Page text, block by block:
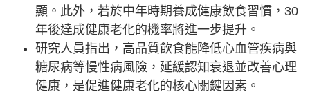
顯。此外，若於中年時期養成健康飲食習慣，30
年後達成健康老化的機率將進一步提升。
研究人員指出，高品質飲食能降低心血管疾病與
糖尿病等慢性病風險，延緩認知衰退並改善心理
健康，是促進健康老化的核心關鍵因素。